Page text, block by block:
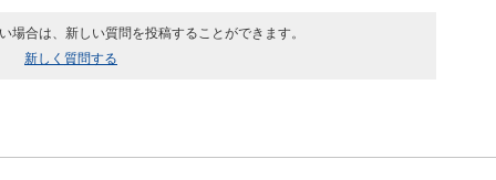
場合は、新しい質問を投稿することができます。
新しく質問する